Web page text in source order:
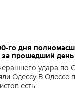
го дня
за прошедший день
удара по
Одессу В Одессе
есть ...